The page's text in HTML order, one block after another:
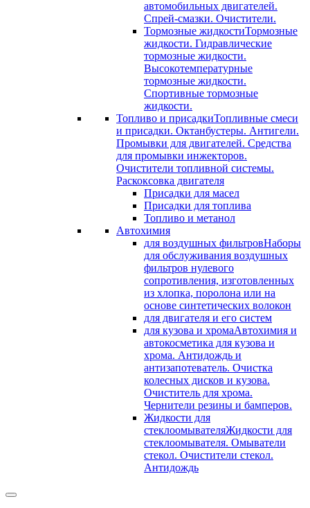
автомобильных двигателей.
Спрей-смазки. Очистители.
Тормозные жидкостиТормозные
жидкости. Гидравлические
тормозные жидкости.
Высокотемпературные
тормозные жидкости.
Спортивные тормозные
жидкости.
Топливо и присадкиТопливные смеси
и присадки. Октанбустеры. Антигели.
Промывки для двигателей. Средства
для промывки инжекторов.
Очистители топливной системы.
Раскоксовка двигателя
Присадки для масел
Присадки для топлива
Топливо и метанол
Автохимия
для воздушных фильтровНаборы
для обслуживания воздушных
фильтров нулевого
сопротивления, изготовленных
из хлопка, поролона или на
основе синтетических волокон
для двигателя и его систем
для кузова и хромаАвтохимия и
автокосметика для кузова и
хрома. Антидождь и
антизапотеватель. Очистка
колесных дисков и кузова.
Очиститель для хрома.
Чернители резины и бамперов.
Жидкости для
стеклоомывателяЖидкости для
стеклоомывателя. Омыватели
стекол. Очистители стекол.
Антидождь